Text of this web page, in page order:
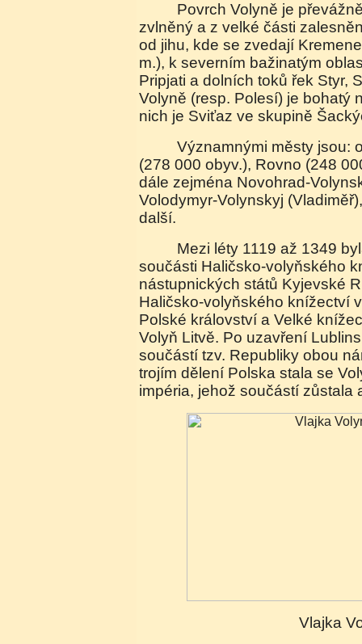
Povrch Volyně je převážně rovinatý až mírně
zvlněný a z velké části
od jihu, kde se zvedají
m.), k severním bažinatým
Pripjati a dolních toků řek Styr,
Volyně (resp. Polesí) je bohatý
nich je Sviťaz ve skupině
Významnými městy jsou: oblastní Žytomyr
(278 000 obyv.), Rovno (248
dále zejména Novohrad-
Volodymyr-Volynskyj
další.
Mezi léty 1119 až 1349 byla Volyň významnou
součásti Haličsko-volyňského
nástupnických států Kyjevské
Haličsko-volyňského knížectví
Polské království a Velké
Volyň Litvě. Po uzavření
součástí tzv. Republiky obou
trojím dělení Polska stala se
impéria, jehož součástí zůstala
Vlajka